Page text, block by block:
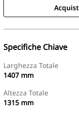
Specifiche Chiave
Larghezza Totale
1407 mm
Altezza Totale
1315 mm